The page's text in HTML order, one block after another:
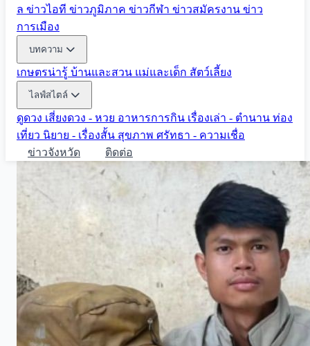
ล ข่าวไอที ข่าวภูมิภาค ข่าวกีฬา ข่าวสมัครงาน ข่าว
การเมือง
บทความ
เกษตรน่ารู้ บ้านและสวน แม่และเด็ก สัตว์เลี้ยง
ไลฟ์สไตล์
ดูดวง เสี่ยงดวง - หวย อาหารการกิน เรื่องเล่า - ตำนาน ท่อง
เที่ยว นิยาย - เรื่องสั้น สุขภาพ ศรัทธา - ความเชื่อ
ข่าวจังหวัด
ติดต่อ